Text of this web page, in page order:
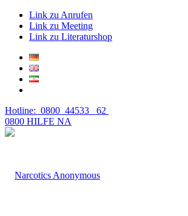
Link zu Anrufen
Link zu Meeting
Link zu Literaturshop
Hotline: 0800 44533 62
0800 HILFE NA